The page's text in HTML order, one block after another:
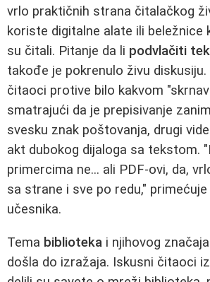
vrlo praktičnih strana čitalačkog
koriste digitalne alate ili beležnice
su čitali. Pitanje da li podvlačiti
takođe je pokrenulo živu diskusiju.
čitaoci protive bilo kakvom
smatrajući da je prepisivanje
svesku znak poštovanja, drugi
akt dubokog dijaloga sa tekstom.
primercima ne... ali PDF-ovi, da,
sa strane i sve po redu," primećuje
učesnika.
Tema biblioteka i njihovog
došla do izražaja. Iskusni čitaoci